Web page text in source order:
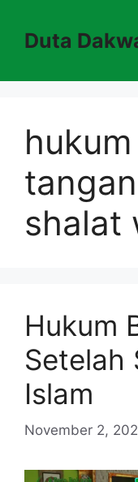
contentDuta
shalat
Hukum
Setelah
Islam
November 2,